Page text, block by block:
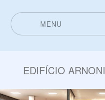
MENU
EDIFÍCIO ARNONI